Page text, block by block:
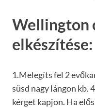
Wellington
elkészítése:
1.Melegíts fel 2
süsd nagy lángon kb.
kérget kapjon. Ha